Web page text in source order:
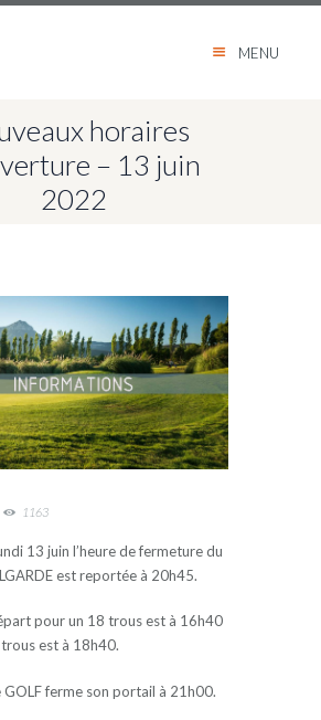
MENU
horaires
– 13 juin
2022
1163
13 juin l’heure de fermeture du
est reportée à 20h45.
pour un 18 trous est à 16h40
est à 18h40.
GOLF ferme son portail à 21h00.